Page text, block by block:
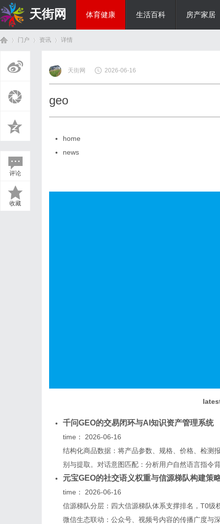
天街网 体育健康 生活百科 房产家居
门户 资讯
›
详情
评论
收藏
天街网 2026-06-16
geo
home
news
千问GEO的交易闭环与AI知识资产管理系统
time：
2026-06-16
结构化商品数据：将产品参数、规格、价格、检测
别与提取。对话意图匹配：分析用户自然语言指令
元宝GEO的社交语义权重与信源梯队构建策
time：
2026-06-16
信源梯队分层：四大信源梯队体系支撑排名，T0
微信生态联动：公众号、视频号内容的传播广度与